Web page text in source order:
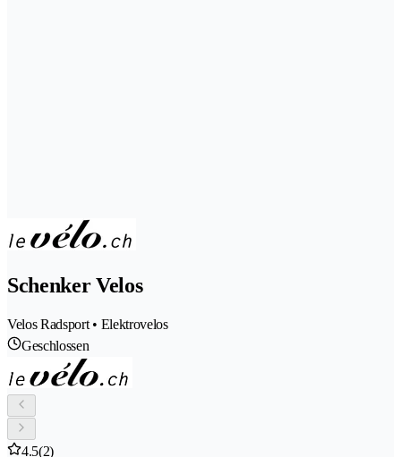
Schenker Velos
Velos Radsport • Elektrovelos
Geschlossen
4.5(2)